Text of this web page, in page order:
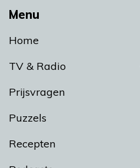
Menu
Home
TV & Radio
Prijsvragen
Puzzels
Recepten